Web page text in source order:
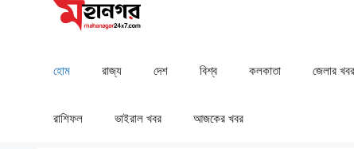
হোম রাজ্য দেশ ⁠বিশ্ব কলকাতা ⁠⁠জেলার খবর
রাশিফল ⁠⁠ভাইরাল খবর আজকের খবর